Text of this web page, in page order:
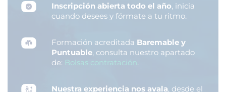
Inscripción abierta todo el año, inicia
cuando desees y fórmate a tu ritmo.
Formación acreditada Baremable y
Puntuable, consulta nuestro apartado
de: Bolsas contratación.
Nuestra experiencia nos avala, desde el